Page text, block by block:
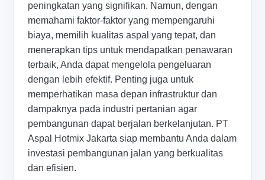
peningkatan yang signifikan. Namun, dengan
memahami faktor-faktor yang mempengaruhi
biaya, memilih kualitas aspal yang tepat, dan
menerapkan tips untuk mendapatkan penawaran
terbaik, Anda dapat mengelola pengeluaran
dengan lebih efektif. Penting juga untuk
memperhatikan masa depan infrastruktur dan
dampaknya pada industri pertanian agar
pembangunan dapat berjalan berkelanjutan. PT
Aspal Hotmix Jakarta siap membantu Anda dalam
investasi pembangunan jalan yang berkualitas
dan efisien.